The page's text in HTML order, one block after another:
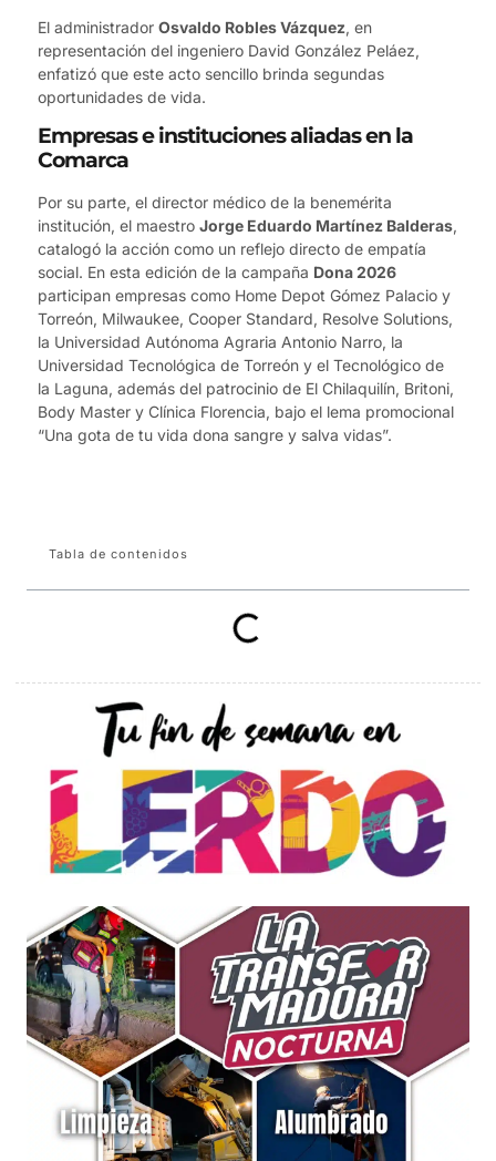
El administrador Osvaldo Robles Vázquez, en
representación del ingeniero David González Peláez,
enfatizó que este acto sencillo brinda segundas
oportunidades de vida.
Empresas e instituciones aliadas en la
Comarca
Por su parte, el director médico de la benemérita
institución, el maestro Jorge Eduardo Martínez Balderas,
catalogó la acción como un reflejo directo de empatía
social. En esta edición de la campaña Dona 2026
participan empresas como Home Depot Gómez Palacio y
Torreón, Milwaukee, Cooper Standard, Resolve Solutions,
la Universidad Autónoma Agraria Antonio Narro, la
Universidad Tecnológica de Torreón y el Tecnológico de
la Laguna, además del patrocinio de El Chilaquilín, Britoni,
Body Master y Clínica Florencia, bajo el lema promocional
“Una gota de tu vida dona sangre y salva vidas”.
Tabla de contenidos